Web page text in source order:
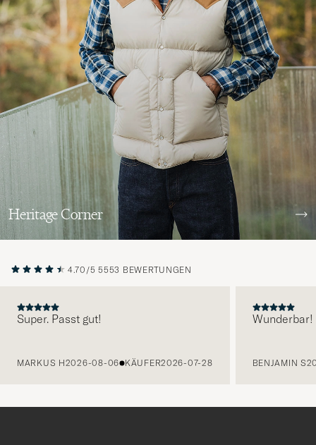
Heritage Corner
4.70/5 5553 BEWERTUNGEN
Super. Passt gut!
MARKUS H2026-08-06 KÄUFER2026-07-28
Wunderbar!
BENJAMIN S